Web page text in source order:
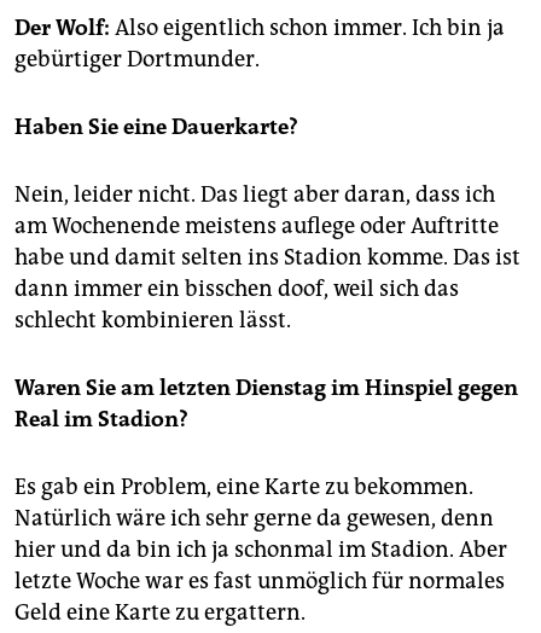
genossenschaft
Der Wolf: Also eigentlich schon immer. Ich bin ja
gebürtiger Dortmunder.
Haben Sie eine Dauerkarte?
Nein, leider nicht. Das liegt aber daran, dass ich
am Wochenende meistens auflege oder Auftritte
habe und damit selten ins Stadion komme. Das ist
dann immer ein bisschen doof, weil sich das
schlecht kombinieren lässt.
Waren Sie am letzten Dienstag im Hinspiel gegen
Real im Stadion?
Es gab ein Problem, eine Karte zu bekommen.
Natürlich wäre ich sehr gerne da gewesen, denn
hier und da bin ich ja schonmal im Stadion. Aber
letzte Woche war es fast unmöglich für normales
Geld eine Karte zu ergattern.